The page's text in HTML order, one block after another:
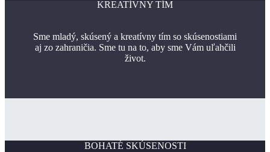
KREATÍVNY TÍM
Sme mladý, skúsený a kreatívny tím so skúsenostiami
aj zo zahraničia. Sme tu na to, aby sme Vám uľahčili
život.
BOHATÉ SKÚSENOSTI